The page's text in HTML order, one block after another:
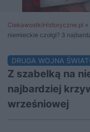
CiekawostkiHistoryczne.pl »
niemieckie czołgi? 3
DRUGA WOJNA
Z szabelką na
najbardziej
wrześniowej